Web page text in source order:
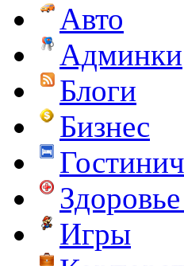
Авто
Админки
Блоги
Бизнес
Игры